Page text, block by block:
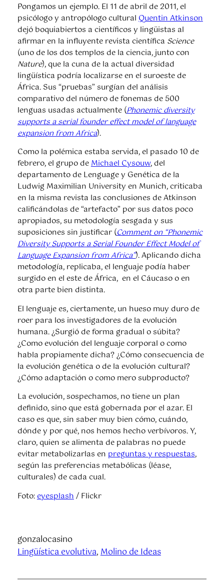
Pongamos un ejemplo. El 11 de abril de 2011, el
psicólogo y antropólogo culturalQuentin Atkinson
dejó boquiabiertos a científicos y lingüistas al
afirmar en la influyente revista científica Science
(uno de los dos templos de la ciencia, junto con
Nature), que la cuna de la actual diversidad
lingüística podría localizarse en el suroeste de
África. Sus “pruebas” surgían del análisis
comparativo del número de fonemas de 500
lenguas usadas actualmente (Phonemic diversity
supports a serial founder effect model of language
expansion from Africa).
Como la polémica estaba servida, el pasado 10 de
febrero, el grupo deMichael Cysouw, del
departamento de Lenguage y Genética de la
Ludwig Maximilian University en Munich, criticaba
en la misma revista las conclusiones de Atkinson
calificándolas de “artefacto” por sus datos poco
apropiados, su metodología sesgada y sus
suposiciones sin justificar (Comment on “Phonemic
Diversity Supports a Serial Founder Effect Model of
Language Expansion from Africa”). Aplicando dicha
metodología, replicaba, el lenguaje podía haber
surgido en el este de África, en el Cáucaso o en
otra parte bien distinta.
El lenguaje es, ciertamente, un hueso muy duro de
roer para los investigadores de la evolución
humana. ¿Surgió de forma gradual o súbita?
¿Como evolución del lenguaje corporal o como
habla propiamente dicha? ¿Cómo consecuencia de
la evolución genética o de la evolución cultural?
¿Cómo adaptación o como mero subproducto?
La evolución, sospechamos, no tiene un plan
definido, sino que está gobernada por el azar. El
caso es que, sin saber muy bien cómo, cuándo,
dónde y por qué, nos hemos hecho verbívoros. Y,
claro, quien se alimenta de palabras no puede
evitar metabolizarlas enpreguntas y respuestas,
según las preferencias metabólicas (léase,
culturales) de cada cual.
Foto:eyesplash/ Flickr
gonzalocasino
Lingüística evolutiva, Molino de Ideas